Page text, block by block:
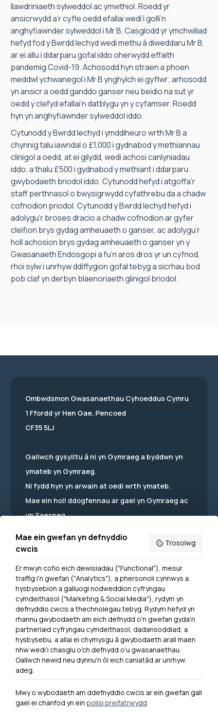
llawdriniaeth sylweddol ac ymwthiol. Roedd yr
ansicrwydd a’r cyfle oedd efallai wedi’i golli’n
anghyfiawnder sylweddol i Mr B. Casglodd yr ymchwiliad
hefyd fod y Bwrdd Iechyd wedi methu â diweddaru Mr B
ar ei allu i ddarparu gofal iddo oherwydd effaith
pandemig Covid-19. Achosodd hyn straen a phoen
meddwl ychwanegol i Mr B ynghylch ei gyflwr; arhosodd
yn ansicr a oedd ganddo ganser neu beidio na sut yr
oedd y clefyd efallai’n datblygu yn y cyfamser. Roedd
hyn yn anghyfiawnder sylweddol iddo.
Cytunodd y Bwrdd Iechyd i ymddiheuro wrth Mr B a
chynnig talu iawndal o £1,000 i gydnabod y methiannau
clinigol a oedd, at ei gilydd, wedi achosi canlyniadau
iddo, a thalu £500 i gydnabod y methiant i ddarparu
gwybodaeth briodol iddo. Cytunodd hefyd i atgoffa’r
staff perthnasol o bwysigrwydd cyfathrebu da a chadw
cofnodion priodol. Cytunodd y Bwrdd Iechyd hefyd i
adolygu’r broses dracio a chadw cofnodion ar gyfer
cleifion brys gydag amheuaeth o ganser, ac adolygu’r
holl achosion brys gydag amheuaeth o ganser yn y
Gwasanaeth Endosgopi a fu’n aros dros yr un cyfnod,
rhoi sylw i unrhyw ddiffygion gofal tebyg a sicrhau bod
pob claf yn derbyn blaenoriaeth glinigol briodol.
Dewislen Troedyn
Newyddion
Ymuno â ni
Hygyrchedd
Hysbysiad Preifatrwydd
Cysylltu â ni
0300 790 0203 Mae ein llinell ffôn ar agor rhwng 10yb-
Ombwdsmon Gwasanaethau Cyhoeddus Cymru
1 Ffordd yr Hen Gae, Pencoed
CF35 5LJ
Gallwch gysylltu â ni yn Gymraeg a byddwn yn
ymateb yn Gymraeg.
Ni fydd hyn yn arwain at oedi wrth ymateb.
Mae ein holl ddogfennau ar gael yn Gymraeg ac
yn Saesneg.
Powered by Translate
Mae ein gwefan yn defnyddio
cwcis
Trosolwg
Er mwyn cofio eich dewisiadau ("Functional"), mesur
traffig i'n gwefan ("Analytics"), a phersonoli cynnwys a
hysbysebion a galluogi nodweddion cyfryngau
cymdeithasol ("Marketing & Social Media"), rydym yn
defnyddio cwcis a thechnolegau tebyg. Rydym hefyd yn
rhannu gwybodaeth am eich defnydd o'n gwefan gyda'n
partneriaid cyfryngau cymdeithasol, dadansoddiad, a
hysbysebu, a allai ei chymysgu â gwybodaeth arall maen
nhw wedi'i chasglu o'ch defnydd o'u gwasanaethau.
Gallwch newid neu dynnu'n ôl eich caniatâd ar unrhyw
adeg.
Mwy o wybodaeth am ddefnyddio cwcis ar ein gwefan gall
gael ei chanfod yn ein polisi preifatrwydd.